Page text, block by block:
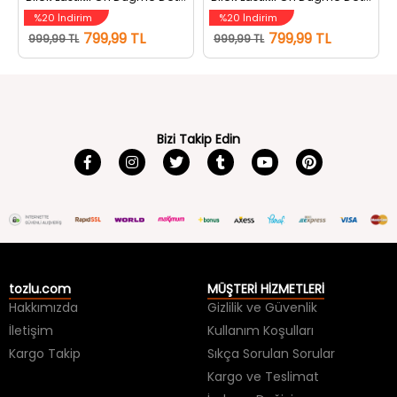
%20 İndirim
999,99 TL 799,99 TL
%20 İndirim
999,99 TL 799,99 TL
Bizi Takip Edin
tozlu.com
Hakkımızda
İletişim
Kargo Takip
MÜŞTERİ HİZMETLERİ
Gizlilik ve Güvenlik
Kullanım Koşulları
Sıkça Sorulan Sorular
Kargo ve Teslimat